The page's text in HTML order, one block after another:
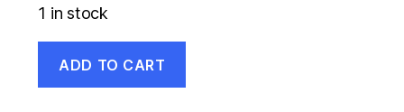
1 in stock
España,
Ribbon
ADD TO CART